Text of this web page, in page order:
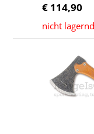
€ 114,90
nicht